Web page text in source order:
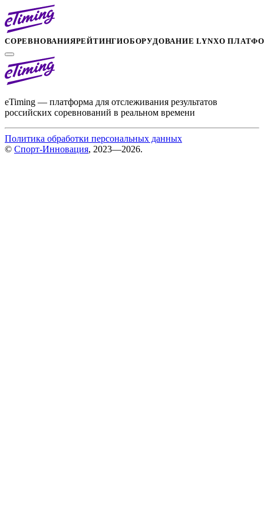
СОРЕВНОВАНИЯРЕЙТИНГИОБОРУДОВАНИЕ LYNXО
eTiming — платформа для отслеживания результатов
российских соревнований в реальном времени
Политика обработки персональных данных
© Спорт-Инновация, 2023—2026.